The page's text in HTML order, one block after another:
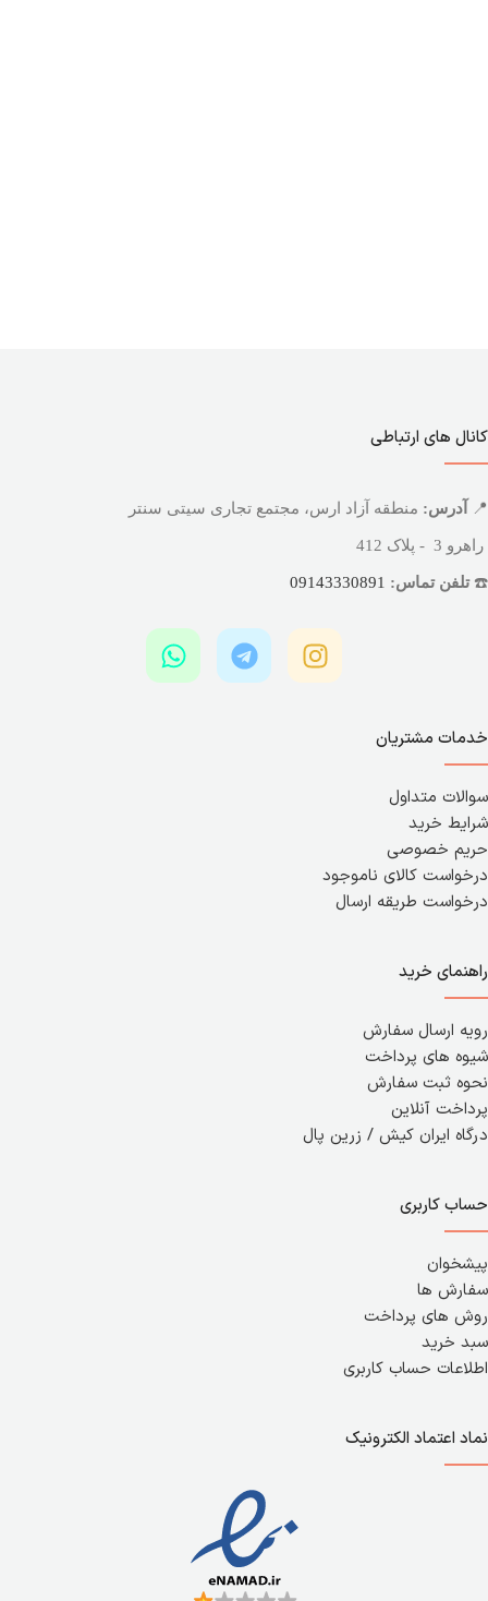
کانال های ارتباطی
📍 آدرس: منطقه آزاد ارس، مجتمع تجاری سیتی سنتر
راهرو 3 - پلاک 412
☎️تلفن تماس: 09143330891
خدمات مشتریان
سوالات متداول
شرایط خرید
حریم خصوصی
درخواست کالای ناموجود
درخواست طریقه ارسال
راهنمای خرید
رویه ارسال سفارش
شیوه های پرداخت
نحوه ثبت سفارش
پرداخت آنلاین
درگاه ایران کیش / زرین پال
حساب کاربری
پیشخوان
سفارش ها
روش های پرداخت
سبد خرید
اطلاعات حساب کاربری
نماد اعتماد الکترونیک